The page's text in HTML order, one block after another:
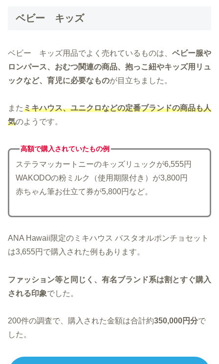
ベビー キッズ
ベビー キッズ用品でよく売れているものは、 ベビー服や
ロンパース、おむつ関連の商品、抱っこ紐やキッズ用リュ
ックなど、育児に必要なものが目立ちました。
またミキハウス、ユニクロなどの定番ブランドの商品も人
気のようです。
高額で購入されていたもの例
ステラマッカートニーのキッズリュックが6,555円
WAKODOの粉ミルク（使用期限付き）が3,800円
赤ちゃん筆お仕立て券が5,800円など。
ANA Hawaii限定のミキハウス バスタオルポンチョセット
は3,655円で購入された例もあります。
ファッション等と同じく、有名ブランド系は割とすぐ購入
される印象でした。
200件の調査で、購入された金額は合計約350,000円分で
した。